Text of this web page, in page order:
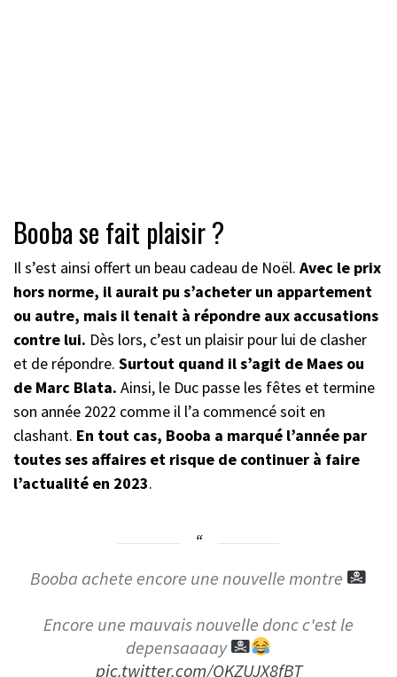
Booba se fait plaisir ?
Il s’est ainsi offert un beau cadeau de Noël. Avec le prix
hors norme, il aurait pu s’acheter un appartement
ou autre, mais il tenait à répondre aux accusations
contre lui. Dès lors, c’est un plaisir pour lui de clasher
et de répondre. Surtout quand il s’agit de Maes ou
de Marc Blata. Ainsi, le Duc passe les fêtes et termine
son année 2022 comme il l’a commencé soit en
clashant. En tout cas, Booba a marqué l’année par
toutes ses affaires et risque de continuer à faire
l’actualité en 2023.
Booba achete encore une nouvelle montre
Encore une mauvais nouvelle donc c'est le
depensaaaay
pic.twitter.com/QKZUJX8fBT